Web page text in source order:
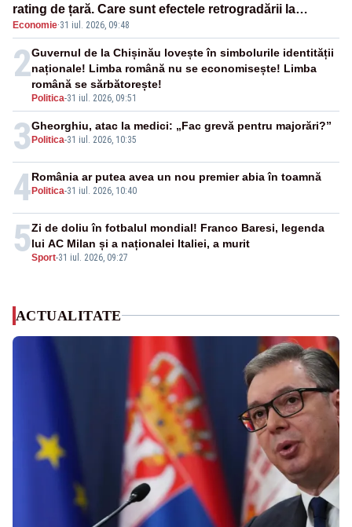
rating de țară. Care sunt efectele retrogradării la
categoria „junk”
Economie·31 iul. 2026, 09:48
2
Politica-31 iul. 2026, 09:51
Guvernul de la Chișinău lovește în simbolurile identității
naționale! Limba română nu se economisește! Limba
română se sărbătorește!
3Politica-31 iul. 2026, 10:35
Gheorghiu, atac la medici: „Fac grevă pentru majorări?”
4Politica-31 iul. 2026, 10:40
România ar putea avea un nou premier abia în toamnă
5Sport-31 iul. 2026, 09:27
Zi de doliu în fotbalul mondial! Franco Baresi, legenda
lui AC Milan și a naționalei Italiei, a murit
ACTUALITATE